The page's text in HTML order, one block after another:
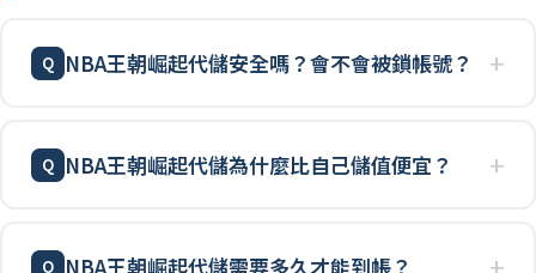
NBA王朝崛起代儲安全嗎？會不會被鎖帳號？
NBA王朝崛起代儲為什麼比自己儲值便宜？
NBA王朝崛起代儲需要多久才能到帳？